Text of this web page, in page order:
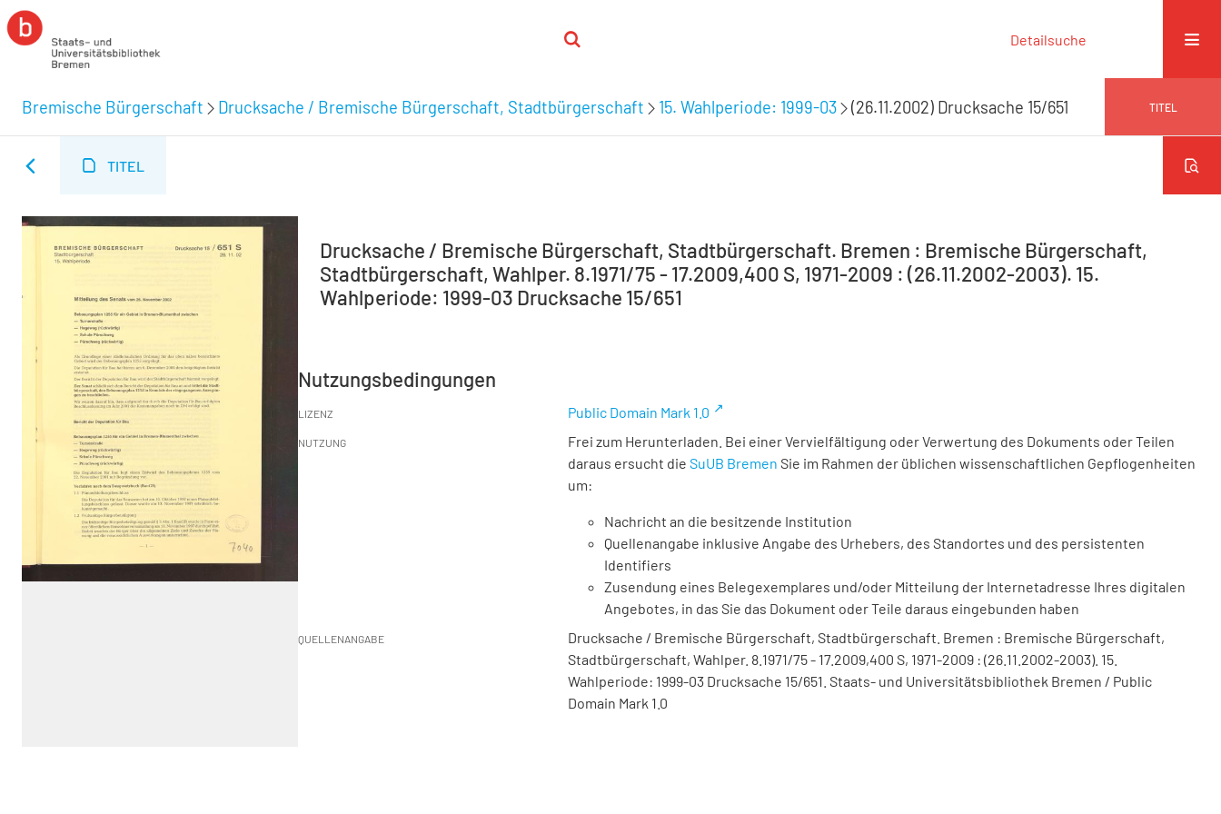
Detailsuche
Bremische Bürgerschaft Drucksache / Bremische Bürgerschaft, Stadtbürgerschaft 15. Wahlperiode: 1999-03 (26.11.2002) Drucksache 15/651 TITEL
TITEL
Drucksache / Bremische Bürgerschaft, Stadtbürgerschaft. Bremen : Bremische Bürgerschaft,
Stadtbürgerschaft, Wahlper. 8.1971/75 - 17.2009,400 S, 1971-2009 : (26.11.2002-2003). 15.
Wahlperiode: 1999-03 Drucksache 15/651
Nutzungsbedingungen
LIZENZ Public Domain Mark 1.0
NUTZUNG
Frei zum Herunterladen. Bei einer Vervielfältigung oder Verwertung des Dokuments oder Teilen
daraus ersucht die SuUB Bremen Sie im Rahmen der üblichen wissenschaftlichen Gepflogenheiten
um:
Nachricht an die besitzende Institution
Quellenangabe inklusive Angabe des Urhebers, des Standortes und des persistenten
Identifiers
Zusendung eines Belegexemplares und/oder Mitteilung der Internetadresse Ihres digitalen
Angebotes, in das Sie das Dokument oder Teile daraus eingebunden haben
QUELLENANGABE
Drucksache / Bremische Bürgerschaft, Stadtbürgerschaft. Bremen : Bremische Bürgerschaft,
Stadtbürgerschaft, Wahlper. 8.1971/75 - 17.2009,400 S, 1971-2009 : (26.11.2002-2003). 15.
Wahlperiode: 1999-03 Drucksache 15/651. Staats- und Universitätsbibliothek Bremen / Public
Domain Mark 1.0